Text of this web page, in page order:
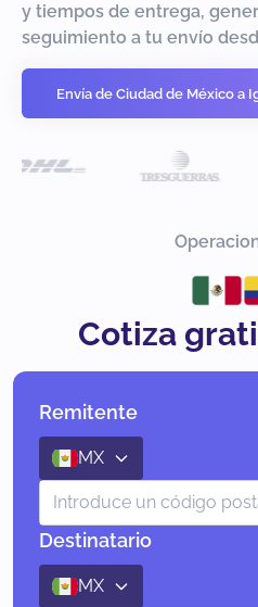
y tiempos de entrega,
seguimiento a tu envío
Envía de Ciudad de México a
Cotiza
Remitente
MX
Destinatario
MX